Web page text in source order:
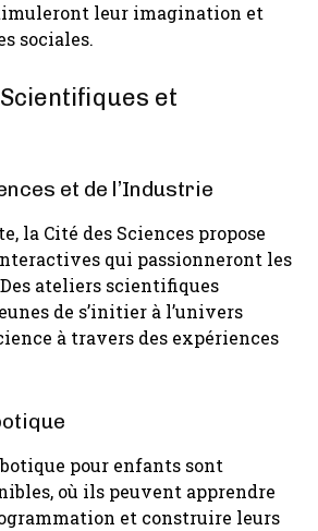
leur imagination et
sociales.
et
et de l’Industrie
la Cité des Sciences propose
qui passionneront les
ateliers scientifiques
de s’initier à l’univers
à travers des expériences
pour enfants sont
où ils peuvent apprendre
et construire leurs